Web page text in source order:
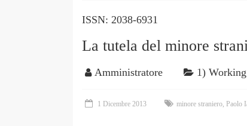
ISSN: 2038-6931
La tutela del minore
Amministratore 1)
1 Dicembre 2013 minore straniero, Paolo